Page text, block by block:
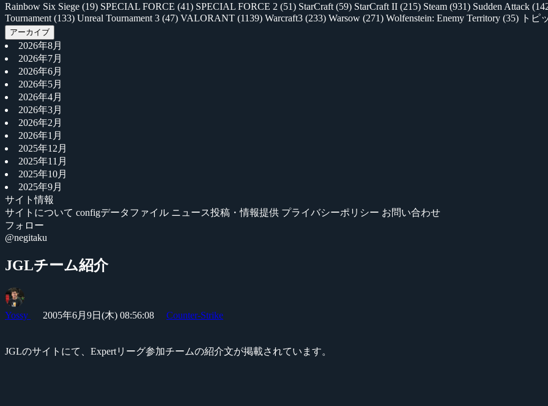
Rainbow Six Siege (19) SPECIAL FORCE (41) SPECIAL FORCE 2 (51) StarCraft (59) StarCraft II (215) Steam (931) Sudden Attack
Tournament (133) Unreal Tournament 3 (47) VALORANT (1139) Warcraft3 (233) Warsow (271) Wolfenstein: Enemy Territory (35) トピ
アーカイブ
2026年8月
2026年7月
2026年6月
2026年5月
2026年4月
2026年3月
2026年2月
2026年1月
2025年12月
2025年11月
2025年10月
2025年9月
サイト情報
サイトについて configデータファイル ニュース投稿・情報提供 プライバシーポリシー お問い合わせ
フォロー
@negitaku
JGLチーム紹介
Yossy 2005年6月9日(木) 08:56:08 Counter-Strike
JGLのサイトにて、Expertリーグ参加チームの紹介文が掲載されています。